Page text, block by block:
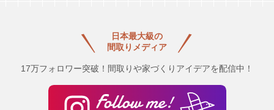
日本最大級の
間取りメディア
17万フォロワー突破！間取りや家づくりアイデアを配信中！